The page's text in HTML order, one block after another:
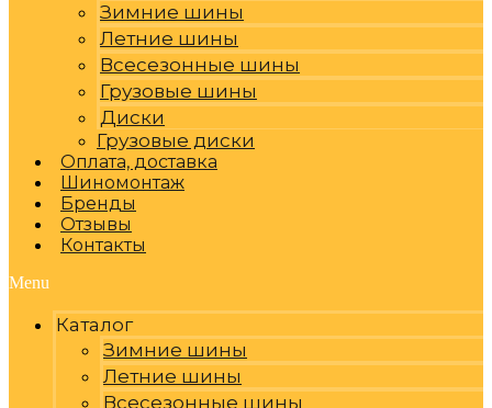
Зимние шины
Летние шины
Всесезонные шины
Грузовые шины
Диски
Грузовые диски
Оплата, доставка
Шиномонтаж
Бренды
Отзывы
Контакты
Menu
Каталог
Зимние шины
Летние шины
Всесезонные шины